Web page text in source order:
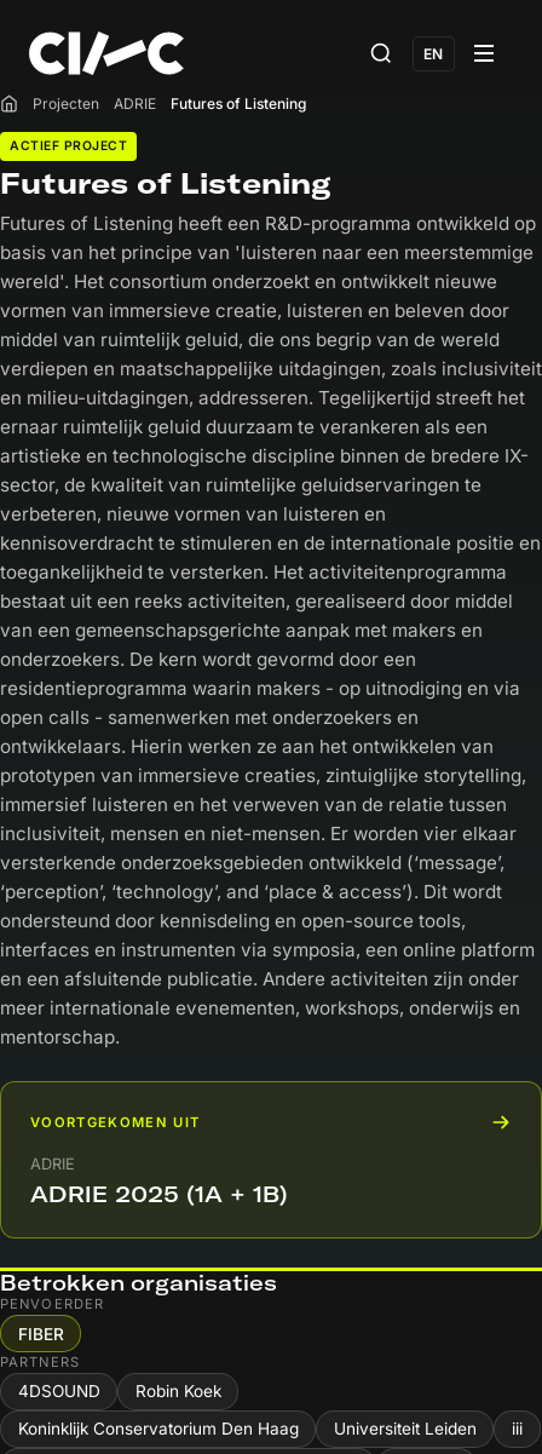
EN
Home
Projecten ADRIE Futures of Listening
ACTIEF PROJECT
Futures of Listening
Futures of Listening heeft een R&D-programma ontwikkeld op
basis van het principe van 'luisteren naar een meerstemmige
wereld'. Het consortium onderzoekt en ontwikkelt nieuwe
vormen van immersieve creatie, luisteren en beleven door
middel van ruimtelijk geluid, die ons begrip van de wereld
verdiepen en maatschappelijke uitdagingen, zoals inclusiviteit
en milieu-uitdagingen, addresseren. Tegelijkertijd streeft het
ernaar ruimtelijk geluid duurzaam te verankeren als een
artistieke en technologische discipline binnen de bredere IX-
sector, de kwaliteit van ruimtelijke geluidservaringen te
verbeteren, nieuwe vormen van luisteren en
kennisoverdracht te stimuleren en de internationale positie en
toegankelijkheid te versterken. Het activiteitenprogramma
bestaat uit een reeks activiteiten, gerealiseerd door middel
van een gemeenschapsgerichte aanpak met makers en
onderzoekers. De kern wordt gevormd door een
residentieprogramma waarin makers - op uitnodiging en via
open calls - samenwerken met onderzoekers en
ontwikkelaars. Hierin werken ze aan het ontwikkelen van
prototypen van immersieve creaties, zintuiglijke storytelling,
immersief luisteren en het verweven van de relatie tussen
inclusiviteit, mensen en niet-mensen. Er worden vier elkaar
versterkende onderzoeksgebieden ontwikkeld (‘message’,
‘perception’, ‘technology’, and ‘place & access’). Dit wordt
ondersteund door kennisdeling en open-source tools,
interfaces en instrumenten via symposia, een online platform
en een afsluitende publicatie. Andere activiteiten zijn onder
meer internationale evenementen, workshops, onderwijs en
mentorschap.
VOORTGEKOMEN UIT
ADRIE
ADRIE 2025 (1A + 1B)
Betrokken organisaties
PENVOERDER
FIBER
PARTNERS
4DSOUND
Robin Koek
Koninklijk Conservatorium Den Haag
Universiteit Leiden
iii